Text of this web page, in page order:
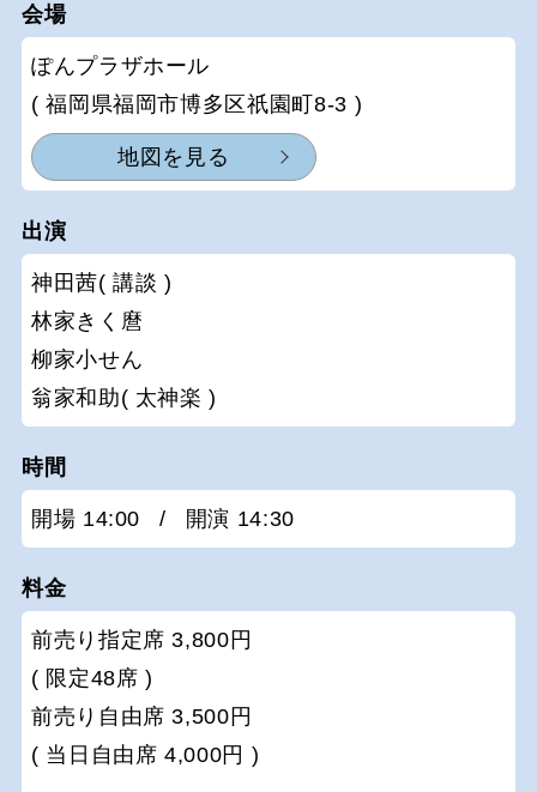
会場
ぽんプラザホール
( 福岡県福岡市博多区祇園町8-3 )
地図を見る
出演
神田茜( 講談 )
林家きく麿
柳家小せん
翁家和助( 太神楽 )
時間
開場 14:00 / 開演 14:30
料金
前売り指定席 3,800円
( 限定48席 )
前売り自由席 3,500円
( 当日自由席 4,000円 )